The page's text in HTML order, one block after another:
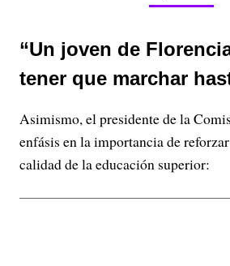
“Un joven de
tener que marchar
Asimismo, el presidente de la
enfásis en la importancia de
calidad de la educación superior: